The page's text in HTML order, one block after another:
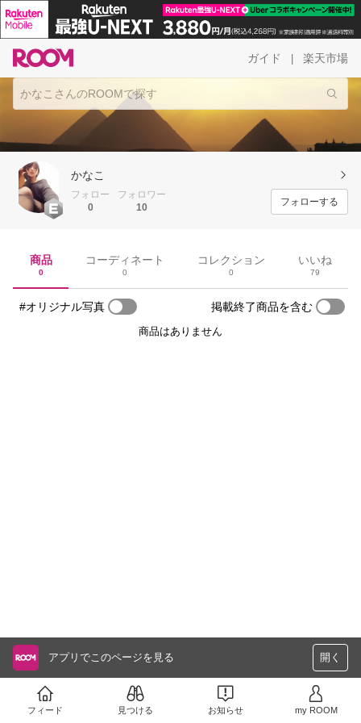
ガイド 楽天市場
かなこ
フォロー
0
フォロワー
10
フォローする
商品
0
コーディネート
0
コレクション
0
いいね
79
#オリジナル写真 掲載終了商品を含む
商品はありません
アプリでこのページを見る 開く
フィード 見つける お知らせ my ROOM